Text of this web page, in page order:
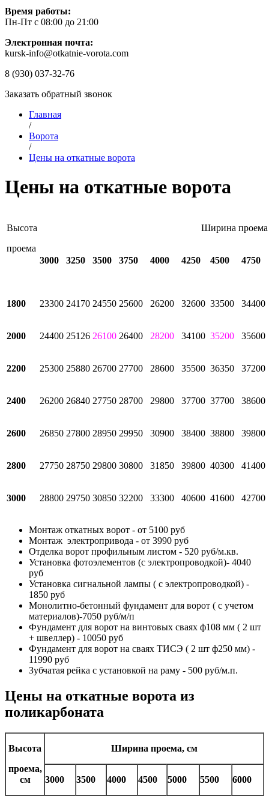
Время работы:
Пн-Пт с 08:00 до 21:00
Электронная почта:
kursk-info@otkatnie-vorota.com
8 (930) 037-32-76
Заказать обратный звонок
Главная
/
Ворота
/
Цены на откатные ворота
Цены на откатные ворота
Высота
проема
Ширина проема
3000 3250 3500 3750 4000 4250 4500
1800 23300 24170 24550 25600 26200 32600 33500 34400
2000 24400 25126 26100 26400 28200 34100 35200 35600
2200 25300 25880 26700 27700 28600 35500 36350 37200
2400 26200 26840 27750 28700 29800 37700 37700 38600
2600 26850 27800 28950 29950 30900 38400 38800 39800
2800 27750 28750 29800 30800 31850 39800 40300 41400
3000 28800 29750 30850 32200 33300 40600 41600 42700
Монтаж откатных ворот - от 5100 руб
Монтаж электропривода - от 3990 руб
Отделка ворот профильным листом - 520 руб/м.кв.
Установка фотоэлементов (с электропроводкой)- 4040
руб
Установка сигнальной лампы ( с электропроводкой) -
1850 руб
Монолитно-бетонный фундамент для ворот ( с учетом
материалов)-7050 руб/м/п
Фундамент для ворот на винтовых сваях ф108 мм ( 2 шт
+ швеллер) - 10050 руб
Фундамент для ворот на сваях ТИСЭ ( 2 шт ф250 мм) -
11990 руб
Зубчатая рейка с установкой на раму - 500 руб/м.п.
Цены на откатные ворота из
поликарбоната
Высота
проема,
см
Ширина проема, см
3000 3500 4000 4500 5000 5500 6000